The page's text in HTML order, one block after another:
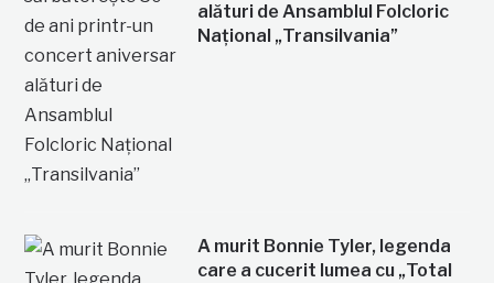
alături de Ansamblul Folcloric
Național „Transilvania”
A murit Bonnie Tyler, legenda
care a cucerit lumea cu „Total